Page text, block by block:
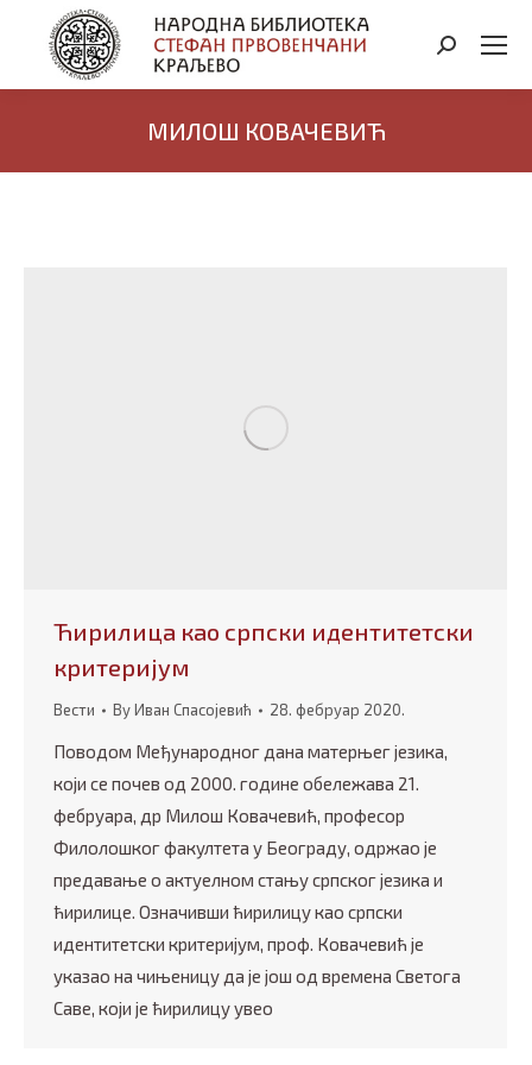
Search:
МИЛОШ КОВАЧЕВИЋ
Ћирилица као српски идентитетски
критеријум
Вести ByИван Спасојевић 28. фебруар 2020.
Поводом Међународног дана матерњег језика,
који се почев од 2000. године обележава 21.
фебруара, др Милош Ковачевић, професор
Филолошког факултета у Београду, одржао је
предавање о актуелном стању српског језика и
ћирилице. Означивши ћирилицу као српски
идентитетски критеријум, проф. Ковачевић је
указао на чињеницу да је још од времена Светога
Саве, који је ћирилицу увео